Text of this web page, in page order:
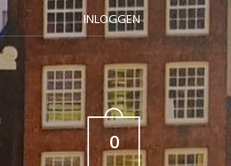
INLOGGEN
0